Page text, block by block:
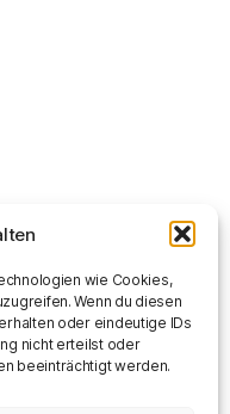
wie Cookies,
Wenn du diesen
oder eindeutige IDs
nicht erteilst oder
beeinträchtigt werden.